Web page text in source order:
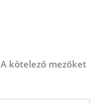
A kötelező mezőket